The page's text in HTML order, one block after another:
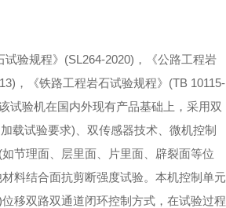
验规程》(SL264-2020)，《公路工程岩
，《铁路工程岩石试验规程》(TB 10115-
试验机在国内外现有产品基础上，采用双
载试验要求)、双传感器技术、微机控制
节理面、层里面、片里面、辟裂面等位
料结合面抗剪断强度试验。本机控制单元
移双路双通道闭环控制方式，在试验过程